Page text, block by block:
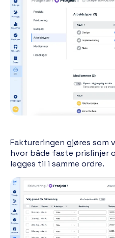
Faktureringen gjøres som
hvor både faste prislinjer
legges til i samme ordre.